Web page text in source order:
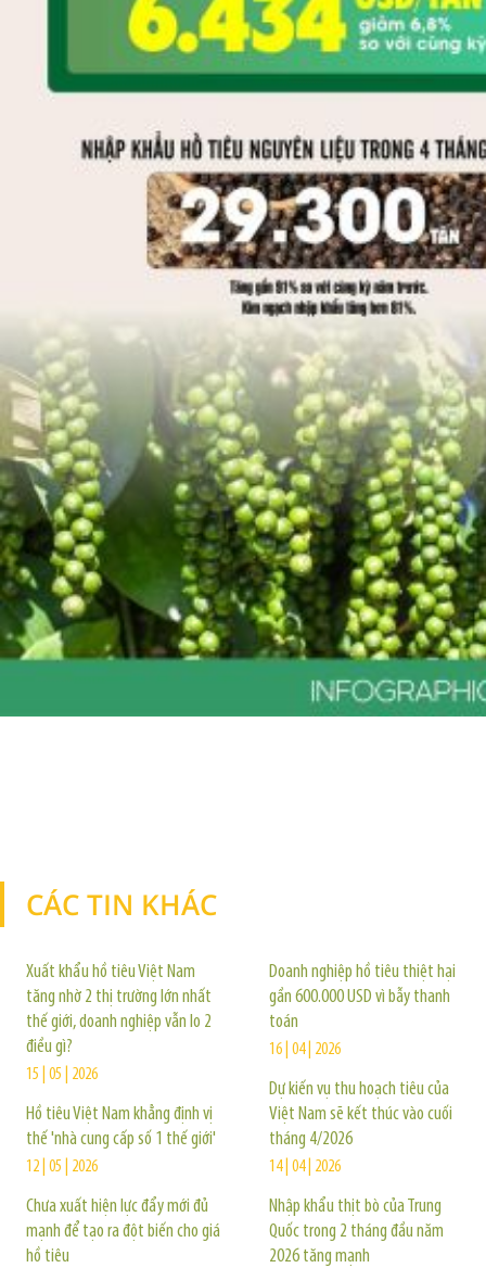
CÁC TIN KHÁC
Xuất khẩu hồ tiêu Việt Nam
tăng nhờ 2 thị trường lớn nhất
thế giới, doanh nghiệp vẫn lo 2
điều gì?
15 | 05 | 2026
Hồ tiêu Việt Nam khẳng định vị
thế 'nhà cung cấp số 1 thế giới'
12 | 05 | 2026
Chưa xuất hiện lực đẩy mới đủ
mạnh để tạo ra đột biến cho giá
hồ tiêu
Doanh nghiệp hồ tiêu thiệt hại
gần 600.000 USD vì bẫy thanh
toán
16 | 04 | 2026
Dự kiến vụ thu hoạch tiêu của
Việt Nam sẽ kết thúc vào cuối
tháng 4/2026
14 | 04 | 2026
Nhập khẩu thịt bò của Trung
Quốc trong 2 tháng đầu năm
2026 tăng mạnh